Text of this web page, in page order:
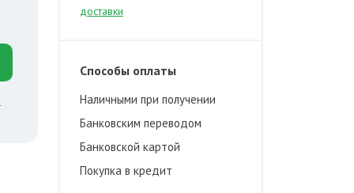
доставки
Способы оплаты
Наличными при получении
Банковским переводом
Банковской картой
Покупка в кредит